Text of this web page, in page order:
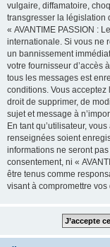
vulgaire, diffamatoire,
transgresser la législation
« AVANTIME PASSION :
internationale. Si vous ne
un bannissement
votre fournisseur d’accès
tous les messages est
conditions. Vous acceptez
droit de supprimer, de
sujet et message à
En tant qu’utilisateur,
renseignées soient
informations ne seront
consentement, ni «
être tenus comme
visant à compromettre vos